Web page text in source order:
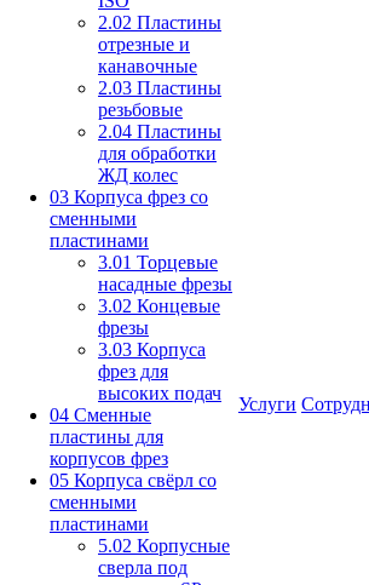
2.02 Пластины
отрезные и
канавочные
2.03 Пластины
резьбовые
2.04 Пластины
для обработки
ЖД колес
03 Корпуса фрез со
сменными
пластинами
3.01 Торцевые
насадные фрезы
3.02 Концевые
фрезы
3.03 Корпуса
фрез для
высоких подач
04 Сменные
пластины для
корпусов фрез
05 Корпуса свёрл со
сменными
пластинами
5.02 Корпусные
сверла под
Услуги